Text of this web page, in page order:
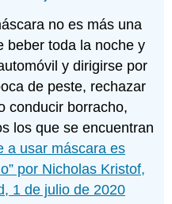
no es más una
beber toda la noche y
y dirigirse por
de peste, rechazar
conducir borracho,
los que se encuentran
a usar máscara es
por Nicholas Kristof,
1 de julio de 2020